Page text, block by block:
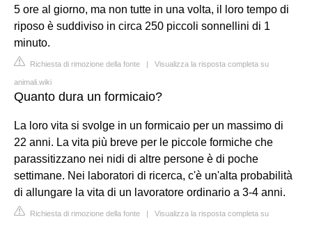
5 ore al giorno, ma non tutte in una volta, il loro tempo di
riposo è suddiviso in circa 250 piccoli sonnellini di 1
minuto.
Richiesta di rimozione della fonte | Visualizza la risposta completa su
animali.wiki
Quanto dura un formicaio?
La loro vita si svolge in un formicaio per un massimo di
22 anni. La vita più breve per le piccole formiche che
parassitizzano nei nidi di altre persone è di poche
settimane. Nei laboratori di ricerca, c'è un'alta probabilità
di allungare la vita di un lavoratore ordinario a 3-4 anni.
Richiesta di rimozione della fonte | Visualizza la risposta completa su